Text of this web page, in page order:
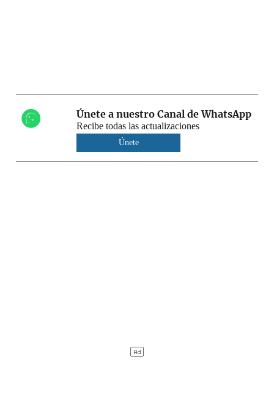
Únete a nuestro Canal de WhatsApp
Recibe todas las actualizaciones
Únete